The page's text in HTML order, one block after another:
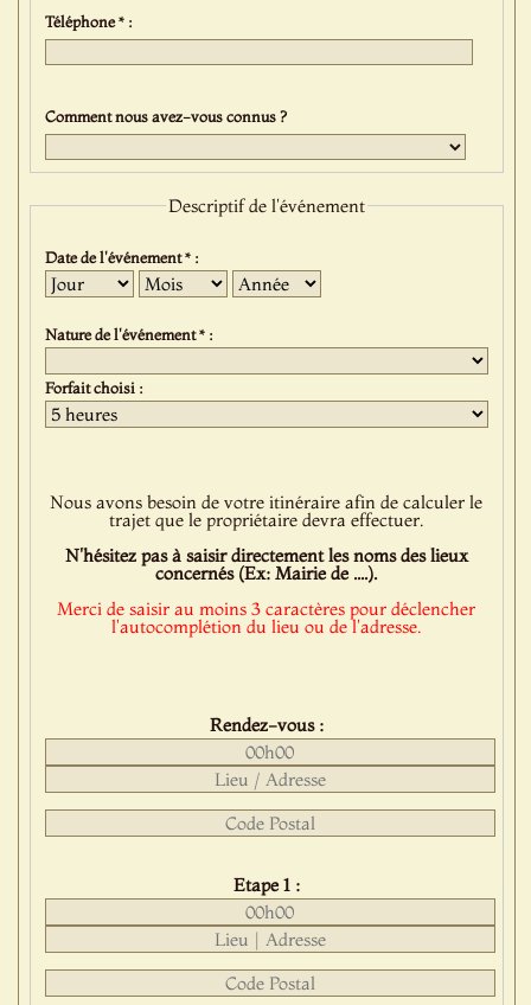
Téléphone * :
Comment nous avez-vous connus ?
Descriptif de l'événement
Date de l'événement * :
Jour Mois Année
Nature de l'événement * :
Forfait choisi :
Nous avons besoin de votre itinéraire afin de calculer le
trajet que le propriétaire devra effectuer.
N'hésitez pas à saisir directement les noms des lieux
concernés (Ex: Mairie de ....).
Merci de saisir au moins 3 caractères pour déclencher
l'autocomplétion du lieu ou de l'adresse.
Rendez-vous :
Etape 1 :